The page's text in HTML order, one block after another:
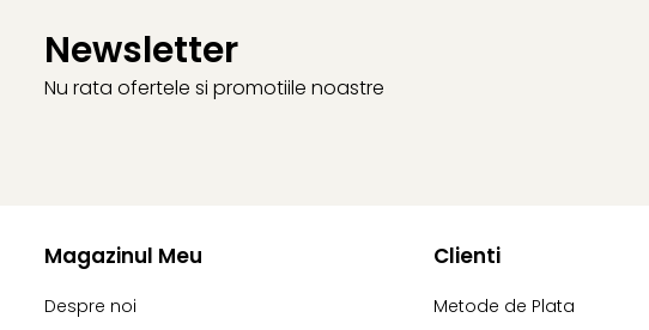
Newsletter
Nu rata ofertele si promotiile noastre
Magazinul Meu
Despre noi
Clienti
Metode de Plata